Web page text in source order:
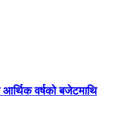
वर्षको बजेटमाथि